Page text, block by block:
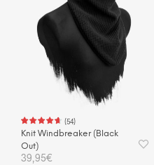
(54)
Knit Windbreaker (Black
Out)
39,95€